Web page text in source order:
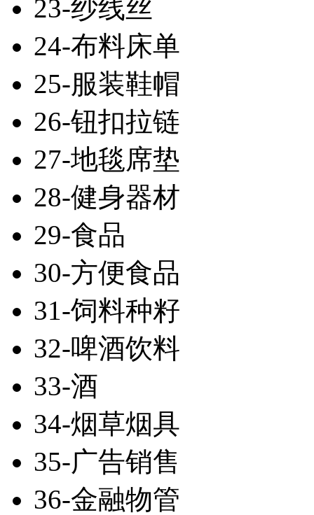
23-纱线丝
24-布料床单
25-服装鞋帽
26-钮扣拉链
27-地毯席垫
28-健身器材
29-食品
30-方便食品
31-饲料种籽
32-啤酒饮料
33-酒
34-烟草烟具
35-广告销售
36-金融物管